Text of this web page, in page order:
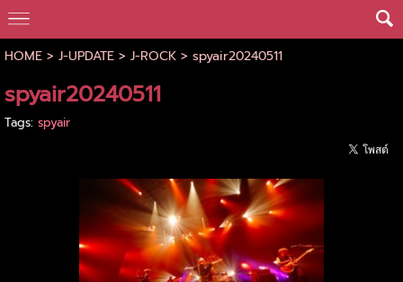
HOME> J-UPDATE> J-ROCK> spyair20240511
spyair20240511
Tags: spyair